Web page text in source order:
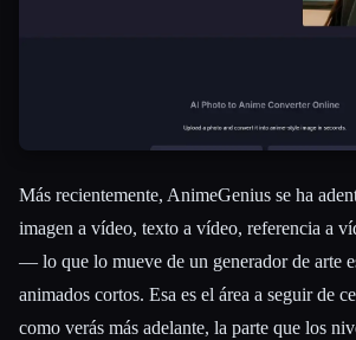
Más recientemente, AnimeGenius se ha
imagen a vídeo, texto a vídeo, referencia a
— lo que lo mueve de un generador de arte
animados cortos. Esa es el área a seguir de
como verás más adelante, la parte que los